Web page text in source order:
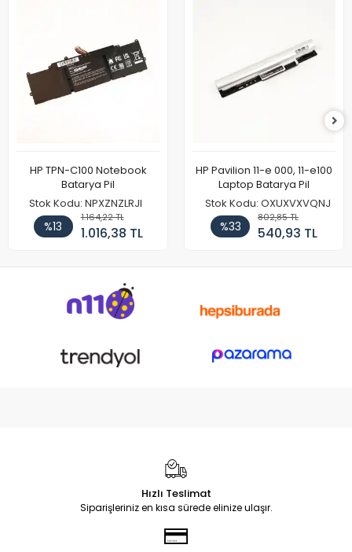
HP TPN-C100 Notebook
Batarya Pil
Stok Kodu: NPXZNZLRJI
%13
1.164,22 TL
1.016,38 TL
HP Pavilion 11-e 000, 11-e100
Laptop Batarya Pil
Stok Kodu: OXUXVXVQNJ
%33
802,85 TL
540,93 TL
Hızlı Teslimat
Siparişleriniz en kısa sürede elinize ulaşır.